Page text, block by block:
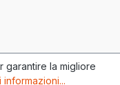
garantire la migliore
informazioni...